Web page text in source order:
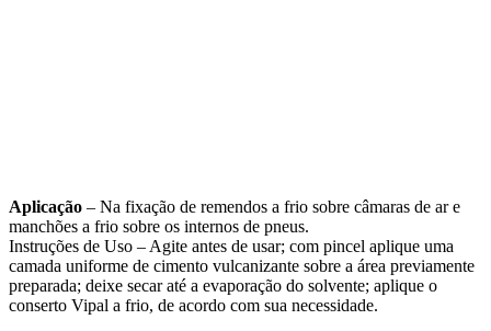
Aplicação – Na fixação de remendos a frio sobre câmaras de ar e
manchões a frio sobre os internos de pneus.
Instruções de Uso – Agite antes de usar; com pincel aplique uma
camada uniforme de cimento vulcanizante sobre a área previamente
preparada; deixe secar até a evaporação do solvente; aplique o
conserto Vipal a frio, de acordo com sua necessidade.